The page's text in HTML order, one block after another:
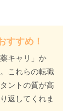
すすめ！
キャリ」か
これらの転職
ントの質が高
返してくれま